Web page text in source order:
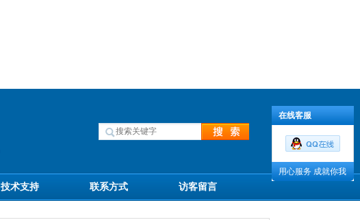
技术支持 联系方式 访客留言
在线客服
用心服务 成就你我